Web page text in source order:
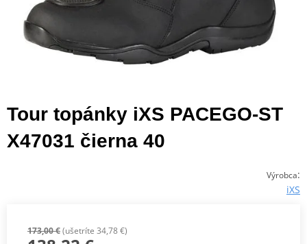
Tour topánky iXS PACEGO-ST
X47031 čierna 40
Výrobca:
iXS
173,00 €(ušetríte 34,78 €)